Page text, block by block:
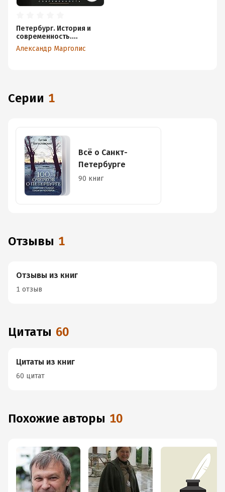
Петербург. История и
современность.
Избранные очерки
Александр Марголис
Серии 1
Всё о Санкт-
Петербурге
90 книг
Отзывы 1
Отзывы из книг
1 отзыв
Цитаты 60
Цитаты из книг
60 цитат
Похожие авторы 10